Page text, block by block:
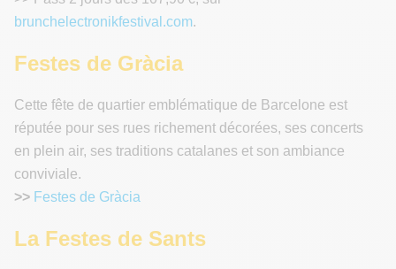
brunchelectronikfestival.com.
Festes de Gràcia
Cette fête de quartier emblématique de Barcelone est
réputée pour ses rues richement décorées, ses concerts
en plein air, ses traditions catalanes et son ambiance
conviviale.
>> Festes de Gràcia
La Festes de Sants